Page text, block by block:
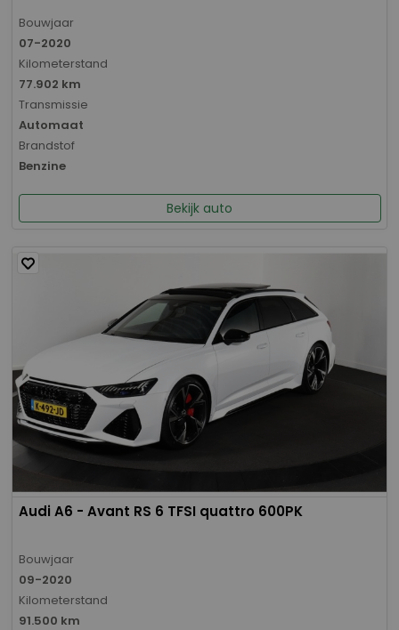
Bouwjaar
07-2020
Kilometerstand
77.902 km
Transmissie
Automaat
Brandstof
Benzine
Bekijk auto
Audi A6 - Avant RS 6 TFSI quattro 600PK
Bouwjaar
09-2020
Kilometerstand
91.500 km